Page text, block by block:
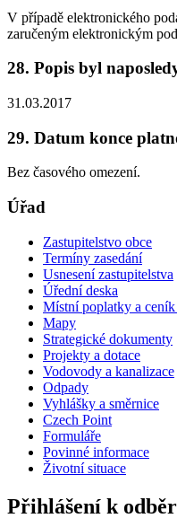
V případě elektronického
zaručeným elektronickým
28. Popis byl
31.03.2017
29. Datum konce
Bez časového omezení.
Úřad
Zastupitelstvo obce
Termíny zasedání
Usnesení zastupitelstva
Úřední deska
Místní poplatky a ceník
Mapy
Strategické dokumenty
Projekty a dotace
Vodovody a kanalizace
Odpady
Vyhlášky a směrnice
Czech Point
Formuláře
Povinné informace
Životní situace
Přihlášení k